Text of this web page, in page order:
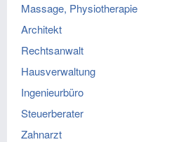
Massage, Physiotherapie
Architekt
Rechtsanwalt
Hausverwaltung
Ingenieurbüro
Steuerberater
Zahnarzt